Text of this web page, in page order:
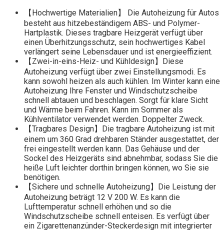
【Hochwertige Materialien】 Die Autoheizung für Autos
besteht aus hitzebeständigem ABS- und Polymer-
Hartplastik. Dieses tragbare Heizgerät verfügt über
einen Überhitzungsschutz, sein hochwertiges Kabel
verlängert seine Lebensdauer und ist energieeffizient.
【Zwei-in-eins-Heiz- und Kühldesign】Diese
Autoheizung verfügt über zwei Einstellungsmodi. Es
kann sowohl heizen als auch kühlen. Im Winter kann eine
Autoheizung Ihre Fenster und Windschutzscheibe
schnell abtauen und beschlagen. Sorgt für klare Sicht
und Wärme beim Fahren. Kann im Sommer als
Kühlventilator verwendet werden. Doppelter Zweck.
【Tragbares Design】Die tragbare Autoheizung ist mit
einem um 360 Grad drehbaren Ständer ausgestattet, der
frei eingestellt werden kann. Das Gehäuse und der
Sockel des Heizgeräts sind abnehmbar, sodass Sie die
heiße Luft leichter dorthin bringen können, wo Sie sie
benötigen.
【Sichere und schnelle Autoheizung】Die Leistung der
Autoheizung beträgt 12 V 200 W. Es kann die
Lufttemperatur schnell erhöhen und so die
Windschutzscheibe schnell enteisen. Es verfügt über
ein Zigarettenanzünder-Steckerdesign mit integrierter